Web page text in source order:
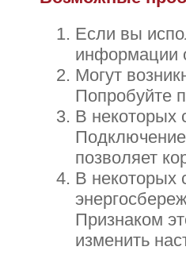
Если вы
информации
Могут
Попробуйте
В некоторых
позволяет
В некоторых
Признаком
изменить